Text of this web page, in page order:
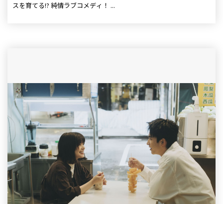
スを育てる!? 純情ラブコメディ！ ...